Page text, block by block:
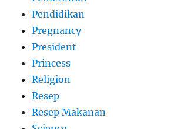
Pendidikan
Pregnancy
President
Princess
Religion
Resep
Resep Makanan